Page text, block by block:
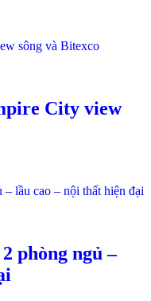
City view
phòng ngủ –